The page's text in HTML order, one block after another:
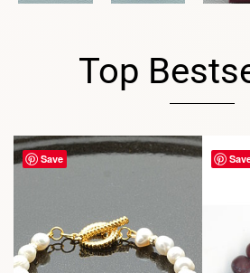
Top
Save